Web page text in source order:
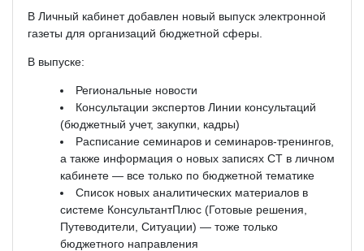
В Личный кабинет добавлен новый выпуск электронной
газеты для организаций бюджетной сферы.
В выпуске:
Региональные новости
Консультации экспертов Линии консультаций
(бюджетный учет, закупки, кадры)
Расписание семинаров и семинаров-тренингов,
а также информация о новых записях СТ в личном
кабинете — все только по бюджетной тематике
Список новых аналитических материалов в
системе КонсультантПлюс (Готовые решения,
Путеводители, Ситуации) — тоже только
бюджетного направления